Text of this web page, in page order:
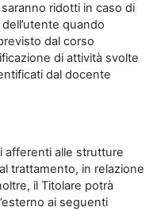
ridotti in caso di
quando
dal corso
di attività svolte
dal docente
afferenti alle strutture
trattamento, in relazione
il Titolare potrà
ai seguenti